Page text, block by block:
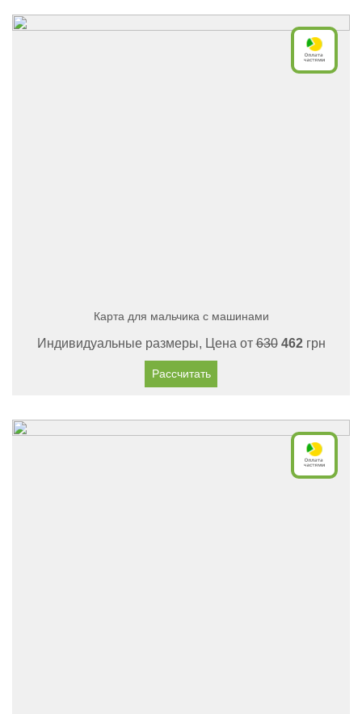
Карта для мальчика с машинами
Индивидуальные размеры, Цена от630 462грн
Рассчитать